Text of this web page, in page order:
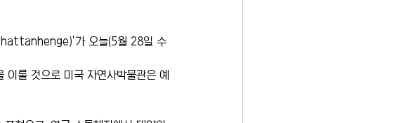
가 오늘(5월 28일 수
룰 것으로 미국 자연사박물관은 예